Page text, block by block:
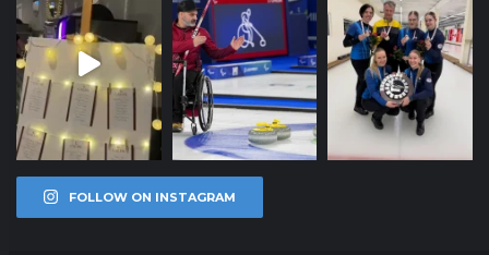
FOLLOW ON INSTAGRAM